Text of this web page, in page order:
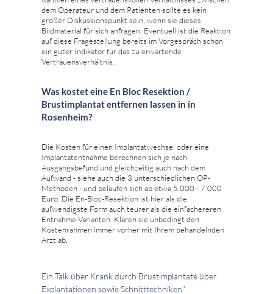
dem Operateur und dem Patienten sollte es kein
großer Diskussionspunkt sein, wenn sie dieses
Bildmaterial für sich anfragen. Eventuell ist die Reaktion
auf diese Fragestellung bereits im Vorgespräch schon
ein guter Indikator für das zu erwartende
Vertrauensverhältnis.
Was kostet eine En Bloc Resektion /
Brustimplantat entfernen lassen in in
Rosenheim?
Die Kosten für einen Implantatwechsel oder eine
Implantatentnahme berechnen sich je nach
Ausgangsbefund und gleichzeitig auch nach dem
Aufwand - siehe auch die 3 unterschiedlichen OP-
Methoden - und belaufen sich ab etwa 5.000 - 7.000
Euro. Die En-Bloc-Resektion ist hier als die
aufwendigste Form auch teurer als die einfachereren
Entnahme-Varianten. Klären sie unbedingt den
Kostenrahmen immer vorher mit Ihrem behandelnden
Arzt ab.
Ein Talk über Krank durch Brustimplantate über
Explantationen sowie Schnitttechniken"